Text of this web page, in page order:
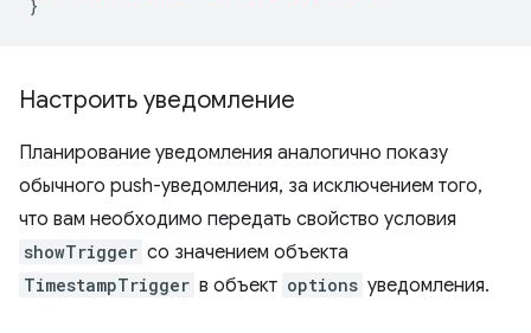
}
Настроить уведомление
Планирование уведомления аналогично показу
обычного push-уведомления, за исключением того,
что вам необходимо передать свойство условия
showTrigger со значением объекта
TimestampTrigger в объект options уведомления.